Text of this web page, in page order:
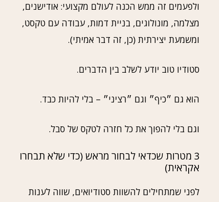
ולפעמים זה ממש הכנה לעולם מקצועי: אודישנים,
מצלמה, מונולוגים, בניית דמות, עבודה עם טקסט,
ומשמעת יצירתית (כן, זה דבר אמיתי).
סטודיו טוב יודע לשלב בין הדברים.
הוא גם ״כיף״ וגם ״רציני״ – בלי להיות כבד.
וגם בלי להפוך את כל חזרה לטקס של סבל.
3 מטרות שכדאי לבחור מראש (כדי שלא תבחרו
אקראית)
לפני שמתחילים להשוות סטודיואים, שווה לענות